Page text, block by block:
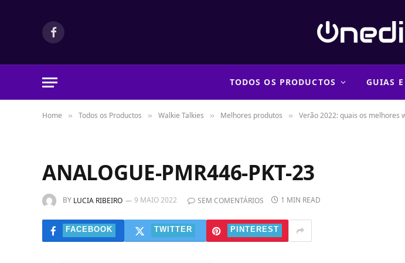
Facebook
TODOS OS PRODUCTOS GUIAS
Home » Todos os Productos » Walkie Talkies » Melhores produtos » Verão 2022: quais os melhores
ANALOGUE-PMR446-PKT-23
BY LUCIA RIBEIRO 9 MAIO 2022 SEM COMENTÁRIOS 1 MIN READ
FACEBOOK TWITTER PINTEREST